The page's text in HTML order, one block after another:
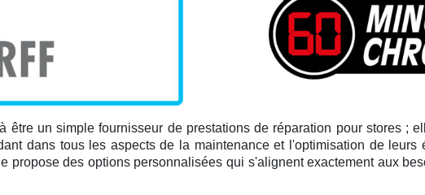
être un simple fournisseur de prestations de réparation pour stores ;
dans tous les aspects de la maintenance et l'optimisation de leurs
propose des options personnalisées qui s'alignent exactement aux